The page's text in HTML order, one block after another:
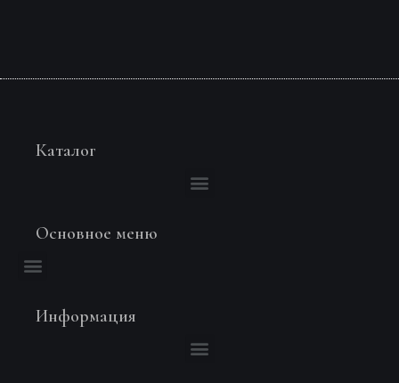
Каталог
Основное меню
Информация